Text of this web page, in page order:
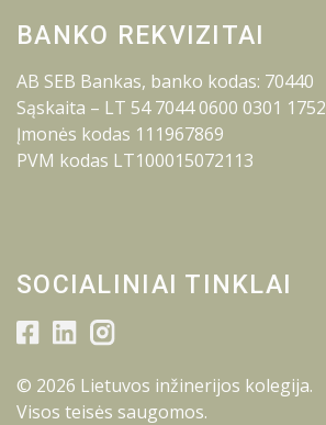
BANKO REKVIZITAI
AB SEB Bankas, banko kodas: 70440
Sąskaita – LT 54 7044 0600 0301 1752
Įmonės kodas 111967869
PVM kodas LT100015072113
SOCIALINIAI TINKLAI
© 2026 Lietuvos inžinerijos kolegija.
Visos teisės saugomos.